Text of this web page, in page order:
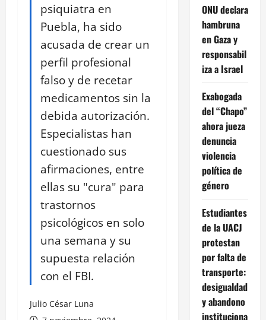
psiquiatra en
Puebla, ha sido
acusada de crear un
perfil profesional
falso y de recetar
medicamentos sin la
debida autorización.
Especialistas han
cuestionado sus
afirmaciones, entre
ellas su "cura" para
trastornos
psicológicos en solo
una semana y su
supuesta relación
con el FBI.
Julio César Luna
ONU declara
hambruna
en Gaza y
responsabil
iza a Israel
Exabogada
del “Chapo”
ahora jueza
denuncia
violencia
política de
género
Estudiantes
de la UACJ
protestan
por falta de
transporte:
desigualdad
y abandono
instituciona